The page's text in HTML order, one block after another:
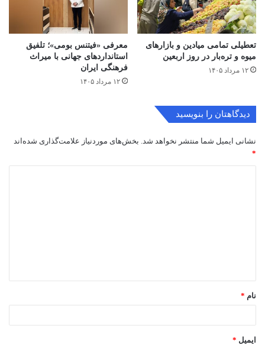
تعطیلی تمامی میادین و بازارهای
میوه و تره‌بار در روز اربعین
۱۲ مرداد ۱۴۰۵
معرفی «فیتنس بومی»؛ تلفیق
استانداردهای جهانی با میراث
فرهنگی ایران
۱۲ مرداد ۱۴۰۵
دیدگاهتان را بنویسید
نشانی ایمیل شما منتشر نخواهد شد. بخش‌های موردنیاز علامت‌گذاری شده‌اند
*
*
نام *
ایمیل *